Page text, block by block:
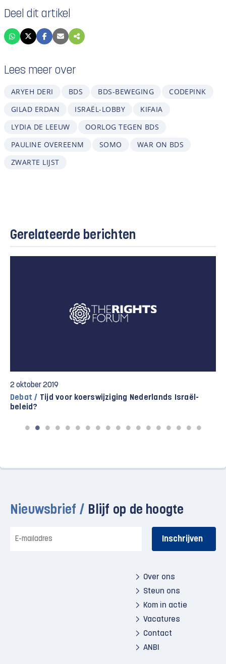
Deel dit artikel
Lees meer over
ARYEH DERI BDS BDS-BEWEGING
CODEPINK
GILAD ERDAN
ISRAËL-LOBBY
KIFAIA
LYDIA DE LEEUW
OORLOG TEGEN BDS
PAULINE OVEREENM
SOMO
WAR ON BDS
ZWARTE LIJST
Gerelateerde berichten
2 oktober 2019
Debat / Tijd voor koerswijziging Nederlands Israël-
beleid?
Nieuwsbrief / Blijf op de hoogte
mailadres
Over ons
Steun ons
Kom in actie
Vacatures
Contact
ANBI